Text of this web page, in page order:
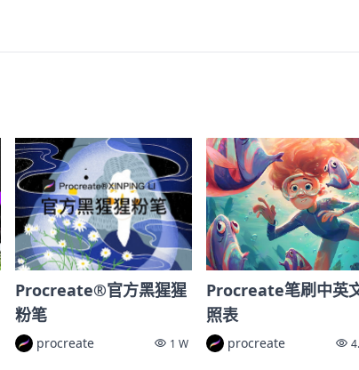
Procreate®官方黑猩猩
粉笔
procreate 1 W
Procreate笔刷中英
照表
procreate